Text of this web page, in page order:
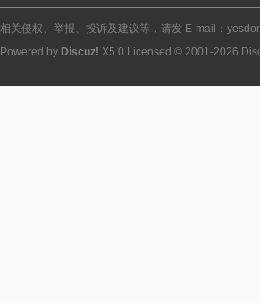
相关侵权、举报、投诉及建议等，请发 E-mail：
Powered by Discuz! X5.0 Licensed © 2001-2026